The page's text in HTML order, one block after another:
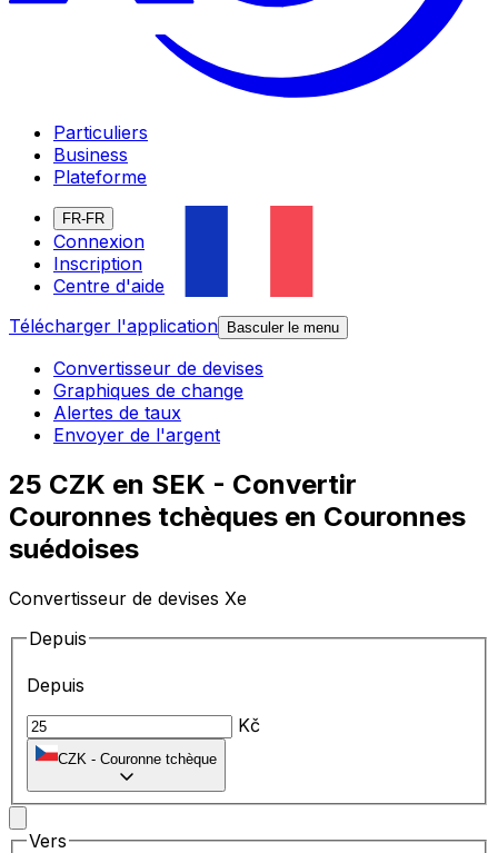
Particuliers
Business
Plateforme
FR-FR
Connexion
Inscription
Centre d'aide
Télécharger l'application
Basculer le menu
Convertisseur de devises
Graphiques de change
Alertes de taux
Envoyer de l'argent
25 CZK en SEK - Convertir
Couronnes tchèques en Couronnes
suédoises
Convertisseur de devises Xe
Depuis
Depuis
Kč
CZK - Couronne tchèque
Vers